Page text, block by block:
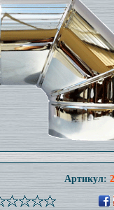
Артикул: